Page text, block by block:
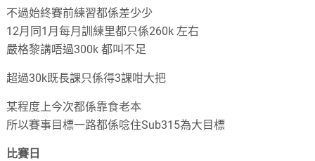
不過始終賽前練習都係差少少
12月同1月每月訓練里都只係260k 左右
嚴格黎講唔過300k 都叫不足
超過30k既長課只係得3課咁大把
某程度上今次都係靠食老本
所以賽事目標一路都係唸住Sub315為大目標
比賽日